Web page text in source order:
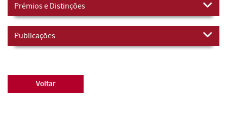
Prémios e Distinções
Publicações
Voltar